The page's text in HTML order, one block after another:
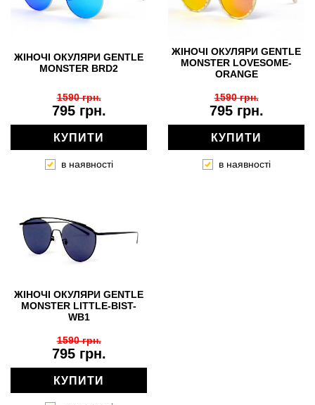
ЖІНОЧІ ОКУЛЯРИ GENTLE
MONSTER BRD2
795 грн.
1590 грн.
КУПИТИ
в наявності
ЖІНОЧІ ОКУЛЯРИ GENTLE
MONSTER LOVESOME-
ORANGE
795 грн.
1590 грн.
КУПИТИ
в наявності
ЖІНОЧІ ОКУЛЯРИ GENTLE
MONSTER LITTLE-BIST-
WB1
795 грн.
1590 грн.
КУПИТИ